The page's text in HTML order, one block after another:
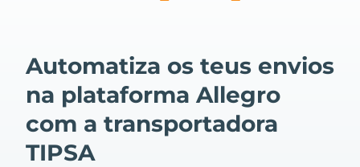
Automatiza os teus envios
na plataforma Allegro
com a transportadora
TIPSA